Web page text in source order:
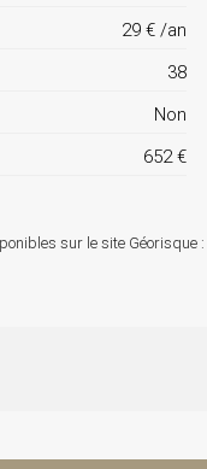
29 € /an
38
Non
652 €
sur le site Géorisque :